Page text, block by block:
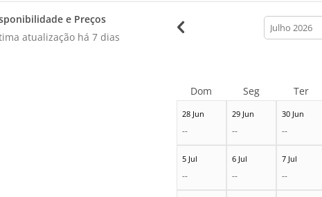
e Preços
atualização há 7 dias
calendar-
month
28 Jun
--
29 Jun
--
30 Jun
--
5 Jul
--
6 Jul
--
7 Jul
--
Dom Seg Ter